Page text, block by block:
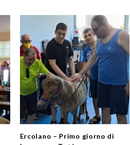
Ercolano – Primo giorno di